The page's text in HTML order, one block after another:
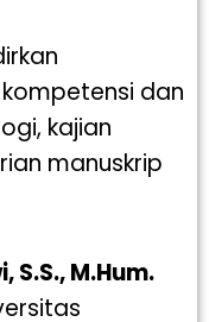
dan
kajian
manuskrip
S.S., M.Hum.